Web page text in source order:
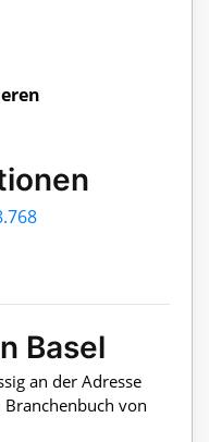
Basel
an der Adresse
von